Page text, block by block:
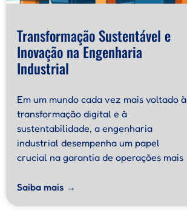
Transformação Sustentável e
Inovação na Engenharia
Industrial
Em um mundo cada vez mais voltado à
transformação digital e à
sustentabilidade, a engenharia
industrial desempenha um papel
crucial na garantia de operações mais
Saiba mais →